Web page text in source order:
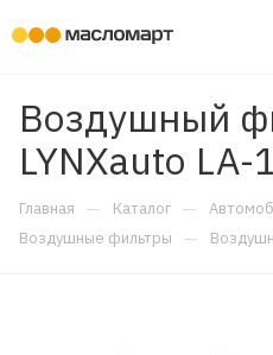
Воздушный
LYNXauto LA-
Главная — Каталог —
Воздушные фильтры —